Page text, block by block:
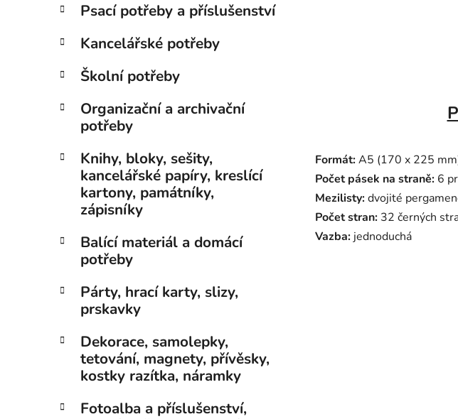
Psací potřeby a příslušenství
Kancelářské potřeby
Školní potřeby
Organizační a archivační
potřeby
Knihy, bloky, sešity,
kancelářské papíry, kreslící
kartony, památníky,
zápisníky
Balící materiál a domácí
potřeby
Párty, hrací karty, slizy,
prskavky
Dekorace, samolepky,
tetování, magnety, přívěsky,
kostky razítka, náramky
Fotoalba a příslušenství,
Formát:A5 (170 x 225
Počet pásek na straně: 6
Mezilisty:dvojité
Počet stran: 32 černých
Vazba: jednoduchá